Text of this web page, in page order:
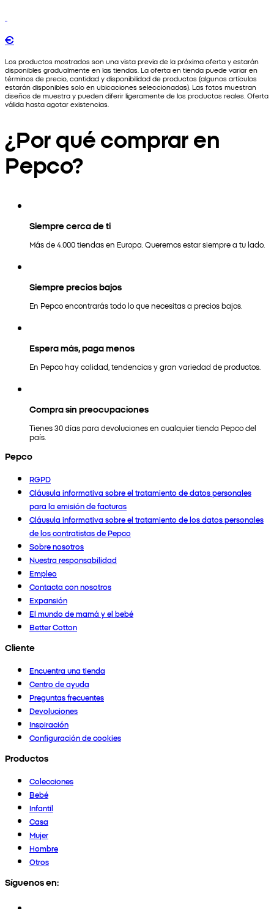
€
Los productos mostrados son una vista previa de la próxima oferta y estarán
disponibles gradualmente en las tiendas. La oferta en tienda puede variar en
términos de precio, cantidad y disponibilidad de productos (algunos artículos
estarán disponibles solo en ubicaciones seleccionadas). Las fotos muestran
diseños de muestra y pueden diferir ligeramente de los productos reales. Oferta
válida hasta agotar existencias.
¿Por qué comprar en
Pepco?
Siempre cerca de ti
Más de 4.000 tiendas en Europa. Queremos estar siempre a tu lado.
Siempre precios bajos
En Pepco encontrarás todo lo que necesitas a precios bajos.
Espera más, paga menos
En Pepco hay calidad, tendencias y gran variedad de productos.
Compra sin preocupaciones
Tienes 30 días para devoluciones en cualquier tienda Pepco del
país.
Pepco
RGPD
Cláusula informativa sobre el tratamiento de datos personales
para la emisión de facturas
Cláusula informativa sobre el tratamiento de los datos personales
de los contratistas de Pepco
Sobre nosotros
Nuestra responsabilidad
Empleo
Contacta con nosotros
Expansión
El mundo de mamá y el bebé
Better Cotton
Cliente
Encuentra una tienda
Centro de ayuda
Preguntas frecuentes
Devoluciones
Inspiración
Configuración de cookies
Productos
Colecciones
Bebé
Infantil
Casa
Mujer
Hombre
Otros
Síguenos en: